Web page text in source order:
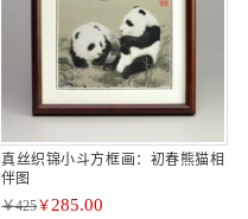
真丝织锦小斗方框画：初春熊猫相
伴图
￥425￥ 285.00